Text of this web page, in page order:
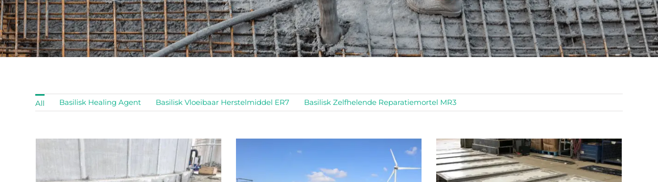
All Basilisk Healing Agent Basilisk Vloeibaar Herstelmiddel ER7 Basilisk Zelfhelende Reparatiemortel MR3